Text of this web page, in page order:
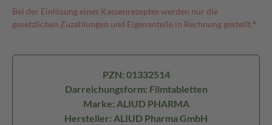
Bei der Einlösung eines Kassenrezeptes werden nur die
gesetzlichen Zuzahlungen und Eigenanteile in Rechnung gestellt.⁴
PZN: 01332514
Darreichungsform: Filmtabletten
Marke: ALIUD PHARMA
Hersteller: ALIUD Pharma GmbH